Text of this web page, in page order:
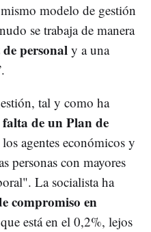
modelo de gestión
se trabaja de manera
de personal y a una
tal y como ha
falta de un Plan de
agentes económicos y
personas con mayores
La socialista ha
compromiso en
está en el 0,2%, lejos